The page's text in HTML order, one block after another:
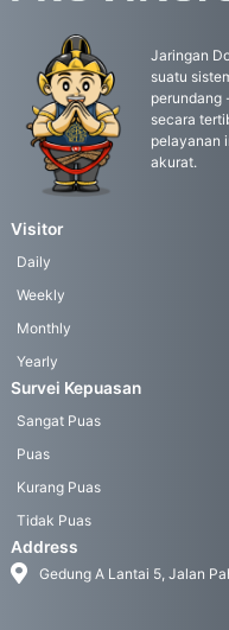
Jaringan
suatu
perundang
secara
pelayanan
akurat.
Visitor
Daily
Weekly
Monthly
Yearly
Survei Kepuasan
Sangat Puas
Puas
Kurang Puas
Tidak Puas
Address
Gedung A Lantai 5, Jalan